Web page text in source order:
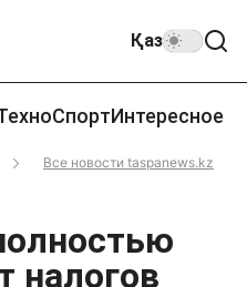
Қаз
СпортИнтересное
Все новости taspanews.kz
налогов